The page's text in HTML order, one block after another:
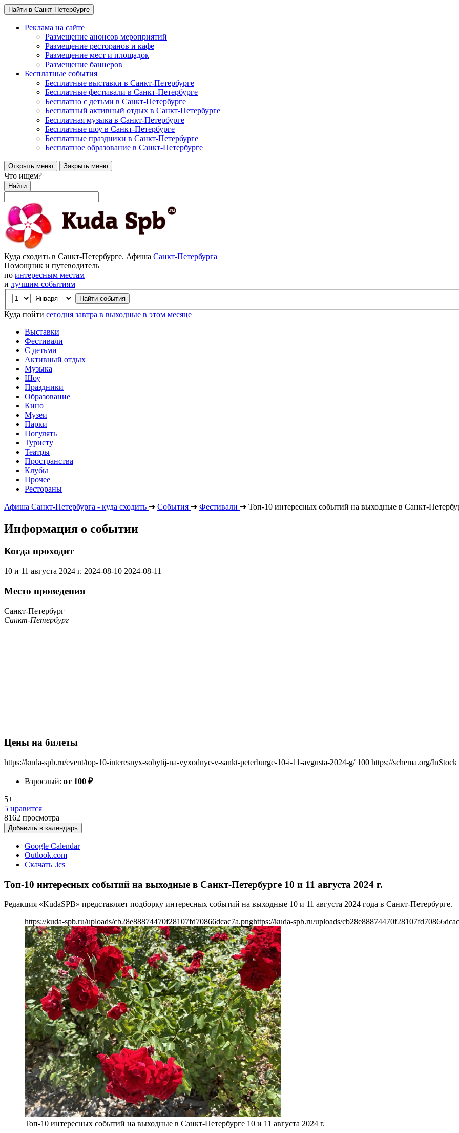
Найти в Санкт-Петербурге
Реклама на сайте
Размещение анонсов мероприятий
Размещение ресторанов и кафе
Размещение мест и площадок
Размещение баннеров
Бесплатные события
Бесплатные выставки в Санкт-Петербурге
Бесплатные фестивали в Санкт-Петербурге
Бесплатно с детьми в Санкт-Петербурге
Бесплатный активный отдых в Санкт-Петербурге
Бесплатная музыка в Санкт-Петербурге
Бесплатные шоу в Санкт-Петербурге
Бесплатные праздники в Санкт-Петербурге
Бесплатное образование в Санкт-Петербурге
Открыть меню Закрыть меню
Что ищем?
Найти
Куда сходить в Санкт-Петербурге. Афиша Санкт-Петербурга
Помощник и путеводитель
по интересным местам
и лучшим событиям
Куда пойти сегодня завтра в выходные в этом месяце
Выставки
Фестивали
С детьми
Активный отдых
Музыка
Шоу
Праздники
Образование
Кино
Музеи
Парки
Погулять
Туристу
Театры
Пространства
Клубы
Прочее
Рестораны
Афиша Санкт-Петербурга - куда сходить ➔ События ➔ Фестивали ➔ Топ-10 интересных событий на выходные в Санкт-
Информация о событии
Когда проходит
10 и 11 августа 2024 г. 2024-08-10 2024-08-11
Место проведения
Санкт-Петербург
Санкт-Петербург
Цены на билеты
https://kuda-spb.ru/event/top-10-interesnyx-sobytij-na-vyxodnye-v-sankt-peterburge-10-i-11-avgusta-2024-g/ 100 https://schema.org/InStock
Взрослый: от 100 ₽
5+
5 нравится
8162 просмотра
Добавить в календарь
Google Calendar
Outlook.com
Скачать .ics
Топ-10 интересных событий на выходные в Санкт-Петербурге 10 и 11 августа 2024 г.
Редакция «KudaSPB» представляет подборку интересных событий на выходные 10 и 11 августа 2024 года в Санкт-Петербурге.
https://kuda-spb.ru/uploads/cb28e88874470f28107fd70866dcac7a.pnghttps://kuda-spb.ru/uploads/
Топ-10 интересных событий на выходные в Санкт-Петербурге 10 и 11 августа 2024 г.